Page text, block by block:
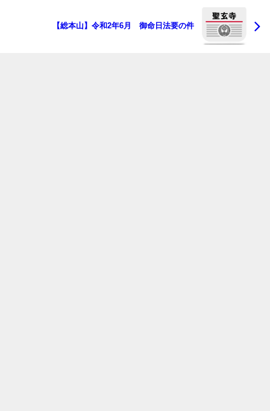
【総本山】令和2年6月 御命日法要の件